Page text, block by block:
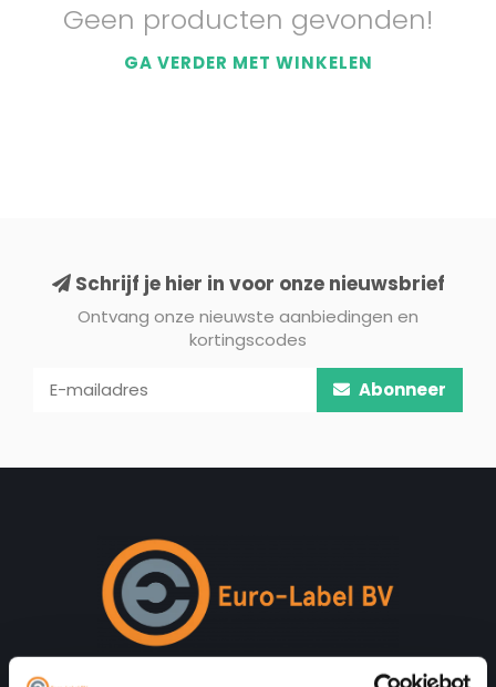
Geen producten gevonden!
GA VERDER MET WINKELEN
Schrijf je hier in voor onze nieuwsbrief
Ontvang onze nieuwste aanbiedingen en
kortingscodes
Abonneer